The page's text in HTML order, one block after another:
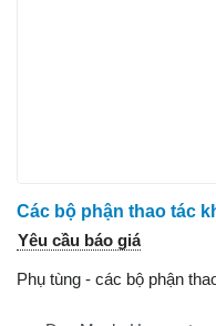
Yêu cầu báo giá
Phụ tùng - các bộ phận